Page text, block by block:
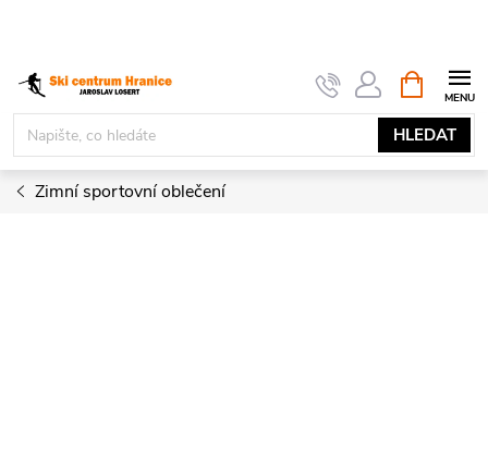
obsah
HLEDAT
NÁKUPNÍ
KOŠÍK
Zimní sportovní oblečení